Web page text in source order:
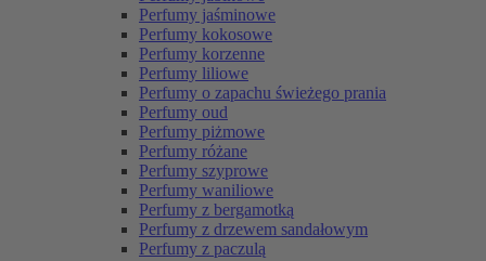
Perfumy jaśminowe
Perfumy kokosowe
Perfumy korzenne
Perfumy liliowe
Perfumy o zapachu świeżego prania
Perfumy oud
Perfumy piżmowe
Perfumy różane
Perfumy szyprowe
Perfumy waniliowe
Perfumy z bergamotką
Perfumy z drzewem sandałowym
Perfumy z paczulą